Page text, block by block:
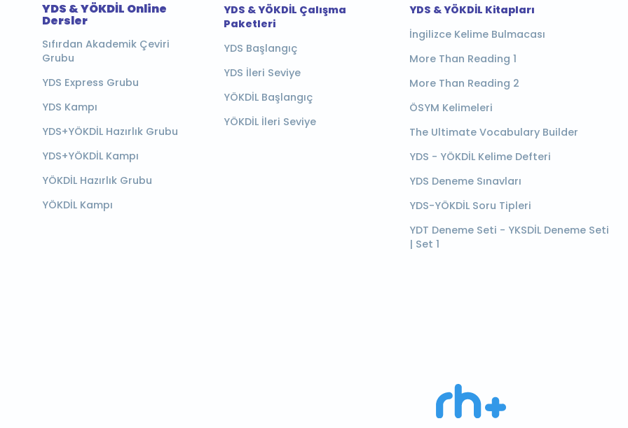
YDS & YÖKDİL Online
Dersler
Sıfırdan Akademik Çeviri
Grubu
YDS Express Grubu
YDS Kampı
YDS+YÖKDİL Hazırlık Grubu
YDS+YÖKDİL Kampı
YÖKDİL Hazırlık Grubu
YÖKDİL Kampı
YDS & YÖKDİL Çalışma
Paketleri
YDS Başlangıç
YDS İleri Seviye
YÖKDİL Başlangıç
YÖKDİL İleri Seviye
YDS & YÖKDİL Kitapları
İngilizce Kelime Bulmacası
More Than Reading 1
More Than Reading 2
ÖSYM Kelimeleri
The Ultimate Vocabulary Builder
YDS - YÖKDİL Kelime Defteri
YDS Deneme Sınavları
YDS-YÖKDİL Soru Tipleri
YDT Deneme Seti - YKSDİL Deneme Seti
| Set 1